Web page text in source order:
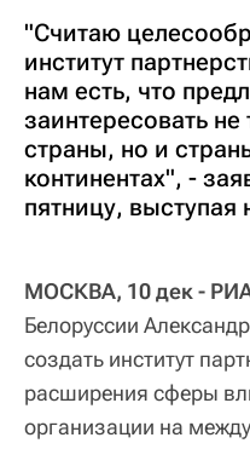
"Считаю
институт
нам есть, что
заинтересовать
страны, но и
континентах", -
пятницу,
МОСКВА, 10 дек -
Белоруссии
создать институт
расширения сферы
организации на